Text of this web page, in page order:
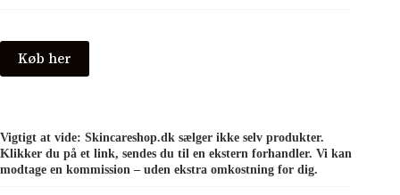
Køb her
Vigtigt at vide: Skincareshop.dk sælger ikke selv produkter.
Klikker du på et link, sendes du til en ekstern forhandler. Vi kan
modtage en kommission – uden ekstra omkostning for dig.